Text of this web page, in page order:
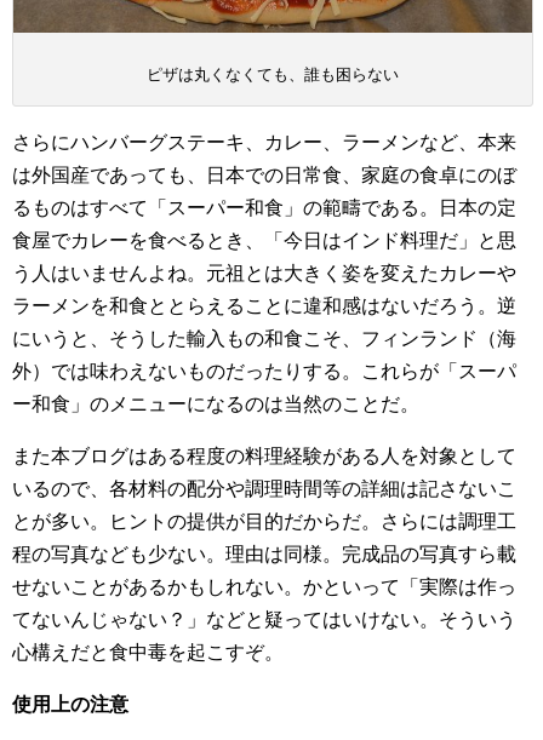
ピザは丸くなくても、誰も困らない
さらにハンバーグステーキ、カレー、ラーメンなど、本来
は外国産であっても、日本での日常食、家庭の食卓にのぼ
るものはすべて「スーパー和食」の範疇である。日本の定
食屋でカレーを食べるとき、「今日はインド料理だ」と思
う人はいませんよね。元祖とは大きく姿を変えたカレーや
ラーメンを和食ととらえることに違和感はないだろう。逆
にいうと、そうした輸入もの和食こそ、フィンランド（海
外）では味わえないものだったりする。これらが「スーパ
ー和食」のメニューになるのは当然のことだ。
また本ブログはある程度の料理経験がある人を対象として
いるので、各材料の配分や調理時間等の詳細は記さないこ
とが多い。ヒントの提供が目的だからだ。さらには調理工
程の写真なども少ない。理由は同様。完成品の写真すら載
せないことがあるかもしれない。かといって「実際は作っ
てないんじゃない？」などと疑ってはいけない。そういう
心構えだと食中毒を起こすぞ。
使用上の注意